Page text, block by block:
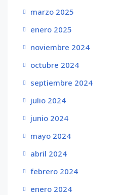
marzo 2025
enero 2025
noviembre 2024
octubre 2024
septiembre 2024
julio 2024
junio 2024
mayo 2024
abril 2024
febrero 2024
enero 2024